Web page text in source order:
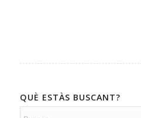
QUÈ ESTÀS BUSCANT?